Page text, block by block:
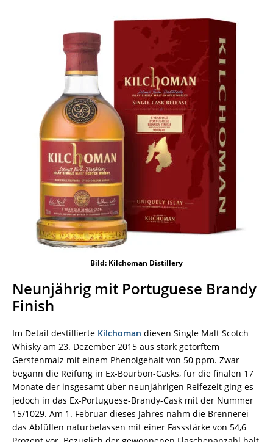
Bild: Kilchoman Distillery
Neunjährig mit Portuguese Brandy
Finish
Im Detail destillierte Kilchoman diesen Single Malt Scotch
Whisky am 23. Dezember 2015 aus stark getorftem
Gerstenmalz mit einem Phenolgehalt von 50 ppm. Zwar
begann die Reifung in Ex-Bourbon-Casks, für die finalen 17
Monate der insgesamt über neunjährigen Reifezeit ging es
jedoch in das Ex-Portuguese-Brandy-Cask mit der Nummer
15/1029. Am 1. Februar dieses Jahres nahm die Brennerei
das Abfüllen naturbelassen mit einer Fassstärke von 54,6